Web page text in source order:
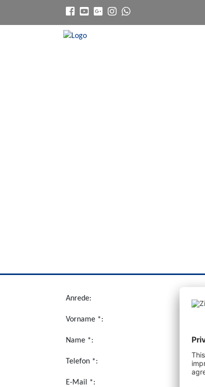
Anrede:
Vorname *:
Name *:
Telefon *:
E-Mail *: